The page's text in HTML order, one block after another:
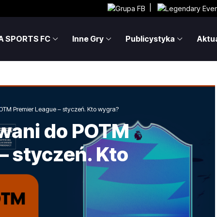
SPORTS FC Inne Gry Publicystyka
Premier League – styczeń. Kto wygra?
do POTM
styczeń. Kto